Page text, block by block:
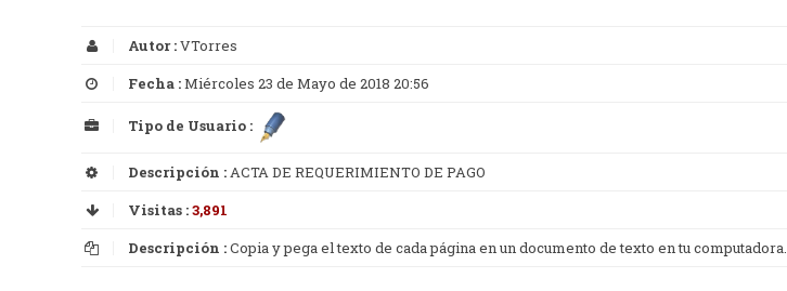
Autor :VTorres
Fecha :Miércoles 23 de Mayo de 2018 20:56
Tipo de Usuario :
Descripción :ACTA DE REQUERIMIENTO DE PAGO
Visitas :3,891
Descripción :Copia y pega el texto de cada página en un documento de texto en tu computadora.